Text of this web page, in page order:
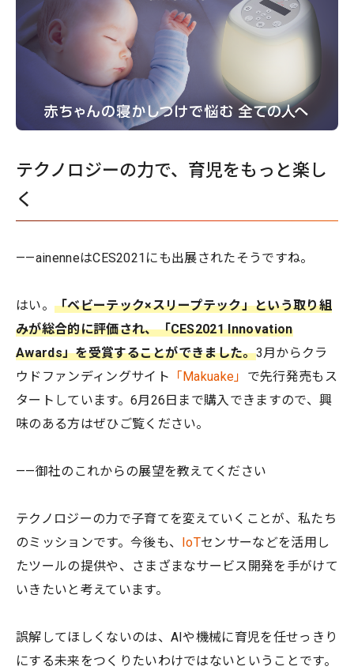
テクノロジーの力で、育児をもっと楽し
く
——ainenneはCES2021にも出展されたそうですね。
はい。 「ベビーテック×スリープテック」という取り組
みが総合的に評価され、「CES2021 Innovation
Awards」を受賞することができました。3月からクラ
ウドファンディングサイト 「Makuake」 で先行発売もス
タートしています。6月26日まで購入できますので、興
味のある方はぜひご覧ください。
——御社のこれからの展望を教えてください
テクノロジーの力で子育てを変えていくことが、私たち
のミッションです。今後も、
IoTセンサーなどを活用し
たツールの提供や、さまざまなサービス開発を手がけて
いきたいと考えています。
誤解してほしくないのは、AIや機械に育児を任せっきり
にする未来をつくりたいわけではないということです。